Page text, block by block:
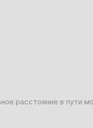
расстояние в пути